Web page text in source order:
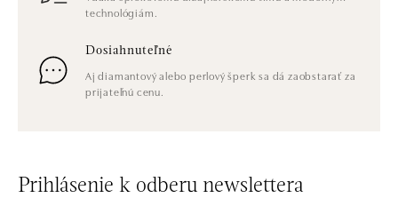
technológiám.
Dosiahnuteľné
Aj diamantový alebo perlový šperk sa dá zaobstarať za
prijateľnú cenu.
Prihlásenie k odberu newslettera